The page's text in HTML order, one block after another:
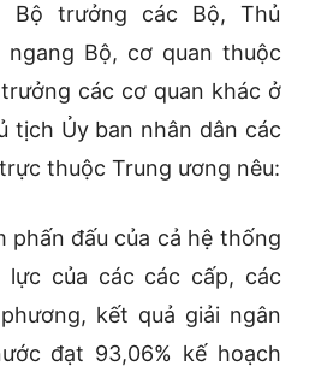
Bộ trưởng các Bộ, Thủ
Bộ, cơ quan thuộc
các cơ quan khác ở
tịch Ủy ban nhân dân các
thuộc Trung ương nêu:
phấn đấu của cả hệ thống
của các các cấp, các
kết quả giải ngân
đạt 93,06% kế hoạch